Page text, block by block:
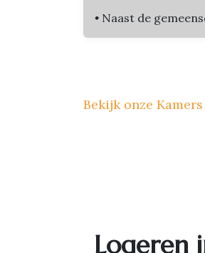
• Naast de
Bekijk onze Kamers
Logeren